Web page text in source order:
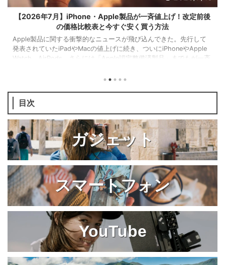
【2026年7月】iPhone・Apple製品が一斉値上げ！改定前後
の価格比較表と今すぐ安く買う方法
Apple製品に関する衝撃的なニュースが飛び込んできた。先行して
発表されていたiPadやMacの値上げに続き、ついにiPhoneやApple
Watch、AirPods、さらには「Apple認定整備済製品」までもが一斉
み。 俺のメイン機であるiPhone17も残念ながら値上げ対象。 この
（iPhone 18など）の予想・安く買うための方法を解説する。 1.
【現行モデル】iPhoneシリ ...
目次
ガジェット
スマートフォン
YouTube